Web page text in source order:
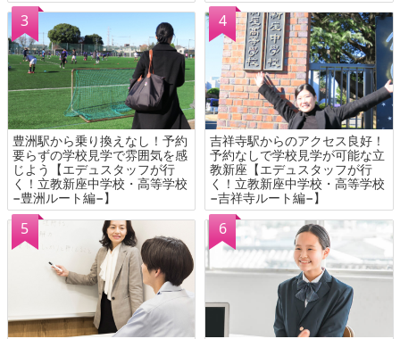
豊洲駅から乗り換えなし！予約
要らずの学校見学で雰囲気を感
じよう【エデュスタッフが行
く！立教新座中学校・高等学校
−豊洲ルート編−】
吉祥寺駅からのアクセス良好！
予約なしで学校見学が可能な立
教新座【エデュスタッフが行
く！立教新座中学校・高等学校
−吉祥寺ルート編−】